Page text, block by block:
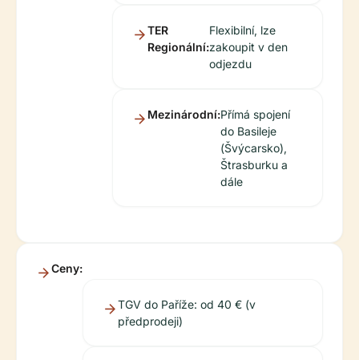
TER
Regionální:
Flexibilní, lze
zakoupit v den
odjezdu
Mezinárodní:Přímá spojení
do Basileje
(Švýcarsko),
Štrasburku a
dále
Ceny:
TGV do Paříže: od 40 € (v
předprodeji)